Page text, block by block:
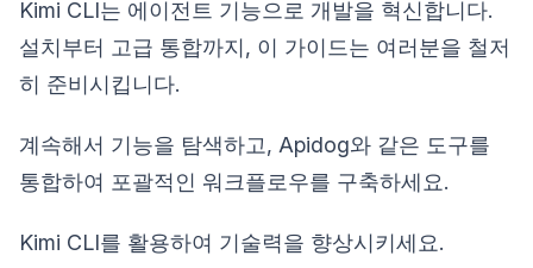
Kimi CLI는 에이전트 기능으로 개발을 혁신합니다.
설치부터 고급 통합까지, 이 가이드는 여러분을 철저
히 준비시킵니다.
계속해서 기능을 탐색하고, Apidog와 같은 도구를
통합하여 포괄적인 워크플로우를 구축하세요.
Kimi CLI를 활용하여 기술력을 향상시키세요.